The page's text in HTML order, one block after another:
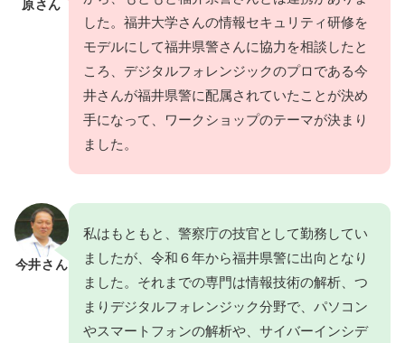
原さん
した。福井大学さんの情報セキュリティ研修を
モデルにして福井県警さんに協力を相談したと
ころ、デジタルフォレンジックのプロである今
井さんが福井県警に配属されていたことが決め
手になって、ワークショップのテーマが決まり
ました。
今井さん
私はもともと、警察庁の技官として勤務してい
ましたが、令和６年から福井県警に出向となり
ました。それまでの専門は情報技術の解析、つ
まりデジタルフォレンジック分野で、パソコン
やスマートフォンの解析や、サイバーインシデ